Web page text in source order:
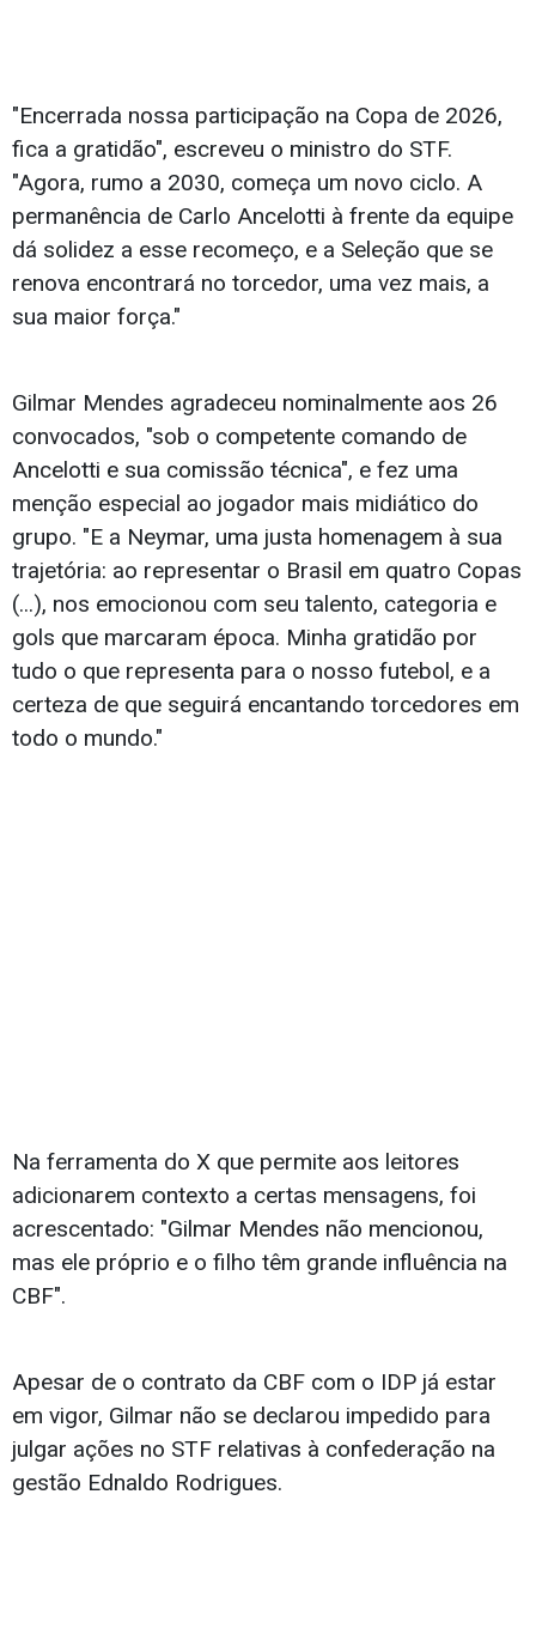
"Encerrada nossa participação na Copa de 2026,
fica a gratidão", escreveu o ministro do STF.
"Agora, rumo a 2030, começa um novo ciclo. A
permanência de Carlo Ancelotti à frente da equipe
dá solidez a esse recomeço, e a Seleção que se
renova encontrará no torcedor, uma vez mais, a
sua maior força."
Gilmar Mendes agradeceu nominalmente aos 26
convocados, "sob o competente comando de
Ancelotti e sua comissão técnica", e fez uma
menção especial ao jogador mais midiático do
grupo. "E a Neymar, uma justa homenagem à sua
trajetória: ao representar o Brasil em quatro Copas
(...), nos emocionou com seu talento, categoria e
gols que marcaram época. Minha gratidão por
tudo o que representa para o nosso futebol, e a
certeza de que seguirá encantando torcedores em
todo o mundo."
Na ferramenta do X que permite aos leitores
adicionarem contexto a certas mensagens, foi
acrescentado: "Gilmar Mendes não mencionou,
mas ele próprio e o filho têm grande influência na
CBF".
Apesar de o contrato da CBF com o IDP já estar
em vigor, Gilmar não se declarou impedido para
julgar ações no STF relativas à confederação na
gestão Ednaldo Rodrigues.